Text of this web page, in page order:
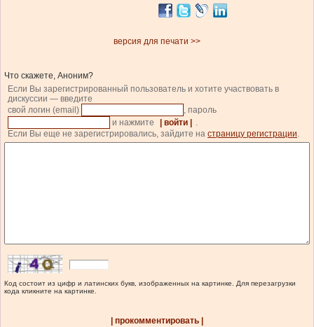
версия для печати >>
Что скажете, Аноним?
Если Вы зарегистрированный пользователь и хотите участвовать в
дискуссии — введите
свой логин (email)
, пароль
и нажмите
| войти |
.
Если Вы еще не зарегистрировались, зайдите на страницу регистрации.
Код состоит из цифр и латинских букв, изображенных на картинке. Для перезагрузки
кода кликните на картинке.
| прокомментировать |